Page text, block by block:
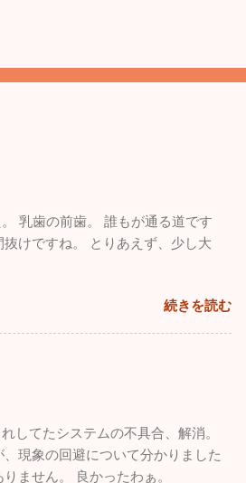
乳歯の前歯。 誰もが通る道です
けですね。 とりあえず、少し大
続きを読む
してたシステムの不具合、解消。
現象の回避について分かりました
ません。 良かったわぁ。